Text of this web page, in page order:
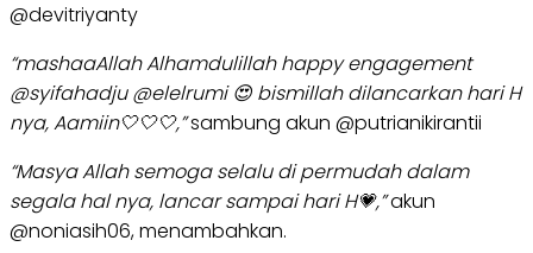
@devitriyanty
“mashaaAllah Alhamdulillah happy engagement
@syifahadju @elelrumi 😍 bismillah dilancarkan hari H
nya, Aamiin🤍🤍🤍,”sambung akun @putrianikirantii
“Masya Allah semoga selalu di permudah dalam
segala hal nya, lancar sampai hari H💗,”akun
@noniasih06, menambahkan.